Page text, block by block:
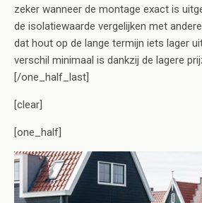
zeker wanneer de montage exact is
de isolatiewaarde vergelijken met
dat hout op de lange termijn iets lager
verschil minimaal is dankzij de lagere
[/one_half_last]
[clear]
[one_half]